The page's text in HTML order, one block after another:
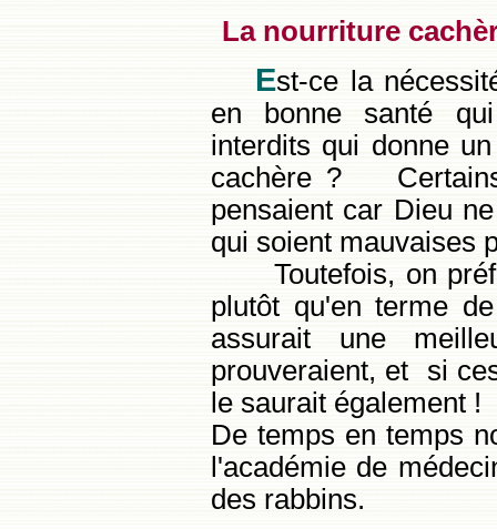
La nourriture
Est-ce la
en bonne santé
interdits qui donne
cachère ? Certains
pensaient car Dieu
qui soient mauvaises
Toutefois, on
plutôt qu'en terme
assurait une
prouveraient, et si
le saurait également !
De temps en temps
l'académie de
des rabbins.